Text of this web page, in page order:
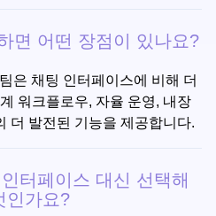
면 어떤 장점이 있나요?
은 채팅 인터페이스에 비해 더
워크플로우, 자율 운영, 내장
더 발전된 기능을 제공합니다.
터페이스 대신 선택해
인가요?